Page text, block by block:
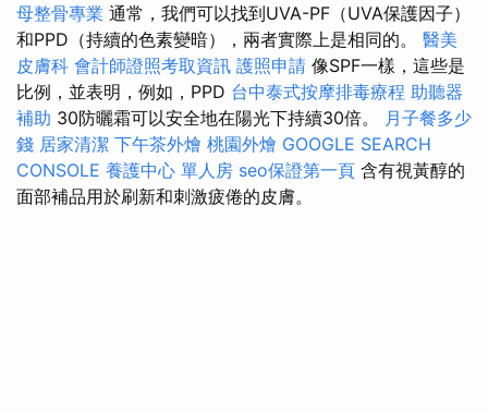
母整骨專業 通常，我們可以找到UVA-PF（UVA保護因子）
和PPD（持續的色素變暗），兩者實際上是相同的。 醫美
皮膚科 會計師證照考取資訊 護照申請 像SPF一樣，這些是
比例，並表明，例如，PPD 台中泰式按摩排毒療程 助聽器
補助 30防曬霜可以安全地在陽光下持續30倍。
月子餐多少
錢 居家清潔 下午茶外燴 桃園外燴 GOOGLE SEARCH
CONSOLE 養護中心 單人房 seo保證第一頁 含有視黃醇的
面部補品用於刷新和刺激疲倦的皮膚。